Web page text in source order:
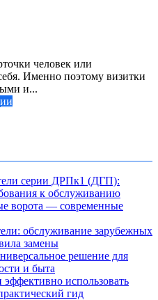
человек или
Именно поэтому визитки
и...
серии ДРПк1 (ДГП):
к обслуживанию
ворота — современные
обслуживание зарубежных
замены
решение для
и быта
использовать
гид